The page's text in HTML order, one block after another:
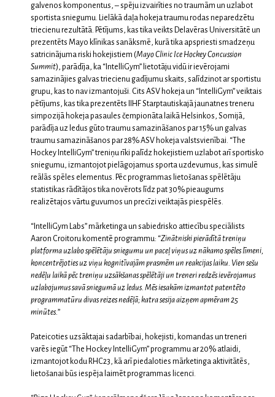
galvenos komponentus, – spēju izvairīties no traumām un uzlabot
sportista sniegumu. Lielākā daļa hokeja traumu rodas neparedzētu
triecienu rezultātā. Pētījums, kas tika veikts Delavēras Universitātē un
prezentēts Mayo klīnikas sanāksmē, kurā tika apspriesti smadzeņu
satricinājuma riski hokejistiem (Mayo Clinic Ice Hockey Concussion
Summit), parādīja, ka “IntelliGym” lietotāju vidū ir ievērojami
samazinājies galvas triecienu gadījumu skaits, salīdzinot ar sportistu
grupu, kas to nav izmantojuši. Cits ASV hokeja un “IntelliGym” veiktais
pētījums, kas tika prezentēts IIHF Starptautiskajā jaunatnes treneru
simpozijā hokeja pasaules čempionāta laikā Helsinkos, Somijā,
parādīja uz ledus gūto traumu samazināšanos par 15% un galvas
traumu samazināšanos par 28% ASV hokeja valstsvienībai. “The
Hockey IntelliGym” treniņu rīki palīdz hokejistiem uzlabot arī sportisko
sniegumu, izmantojot pielāgojamus sporta uzdevumus, kas simulē
reālās spēles elementus. Pēc programmas lietošanas spēlētāju
statistikas rādītājos tika novērots līdz pat 30% pieaugums
realizētajos vārtu guvumos un precīzi veiktajās piespēlēs.
“IntelliGym Labs” mārketinga un sabiedrisko attiecību speciālists
Aaron Croitoru komentē programmu: “Zinātniski pierādītā treniņu
platforma uzlabo spēlētāju sniegumu un paceļ viņus uz nākamo spēles līmeni,
koncentrējoties uz viņu kognitīvajām prasmēm un reakcijas laiku. Vien sešu
nedēļu laikā pēc treniņu uzsākšanas spēlētāji un treneri redzēs ievērojamus
uzlabojumus savā sniegumā uz ledus. Mēs iesakām izmantot patentēto
programmatūru divas reizes nedēļā; katra sesija aizņem apmēram 25
minūtes.”
Pateicoties uzsāktajai sadarbībai, hokejisti, komandas un treneri
varēs iegūt “The Hockey IntelliGym” programmu ar 20% atlaidi,
izmantojot kodu RHC23, kā arī piedaloties mārketinga aktivitātēs,
lietošanai būs iespēja laimēt programmas licenci.